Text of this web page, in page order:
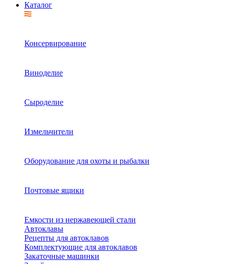
Каталог
Консервирование
Виноделие
Сыроделие
Измельчители
Оборудование для охоты и рыбалки
Почтовые ящики
Емкости из нержавеющей стали
Автоклавы
Рецепты для автоклавов
Комплектующие для автоклавов
Закаточные машинки